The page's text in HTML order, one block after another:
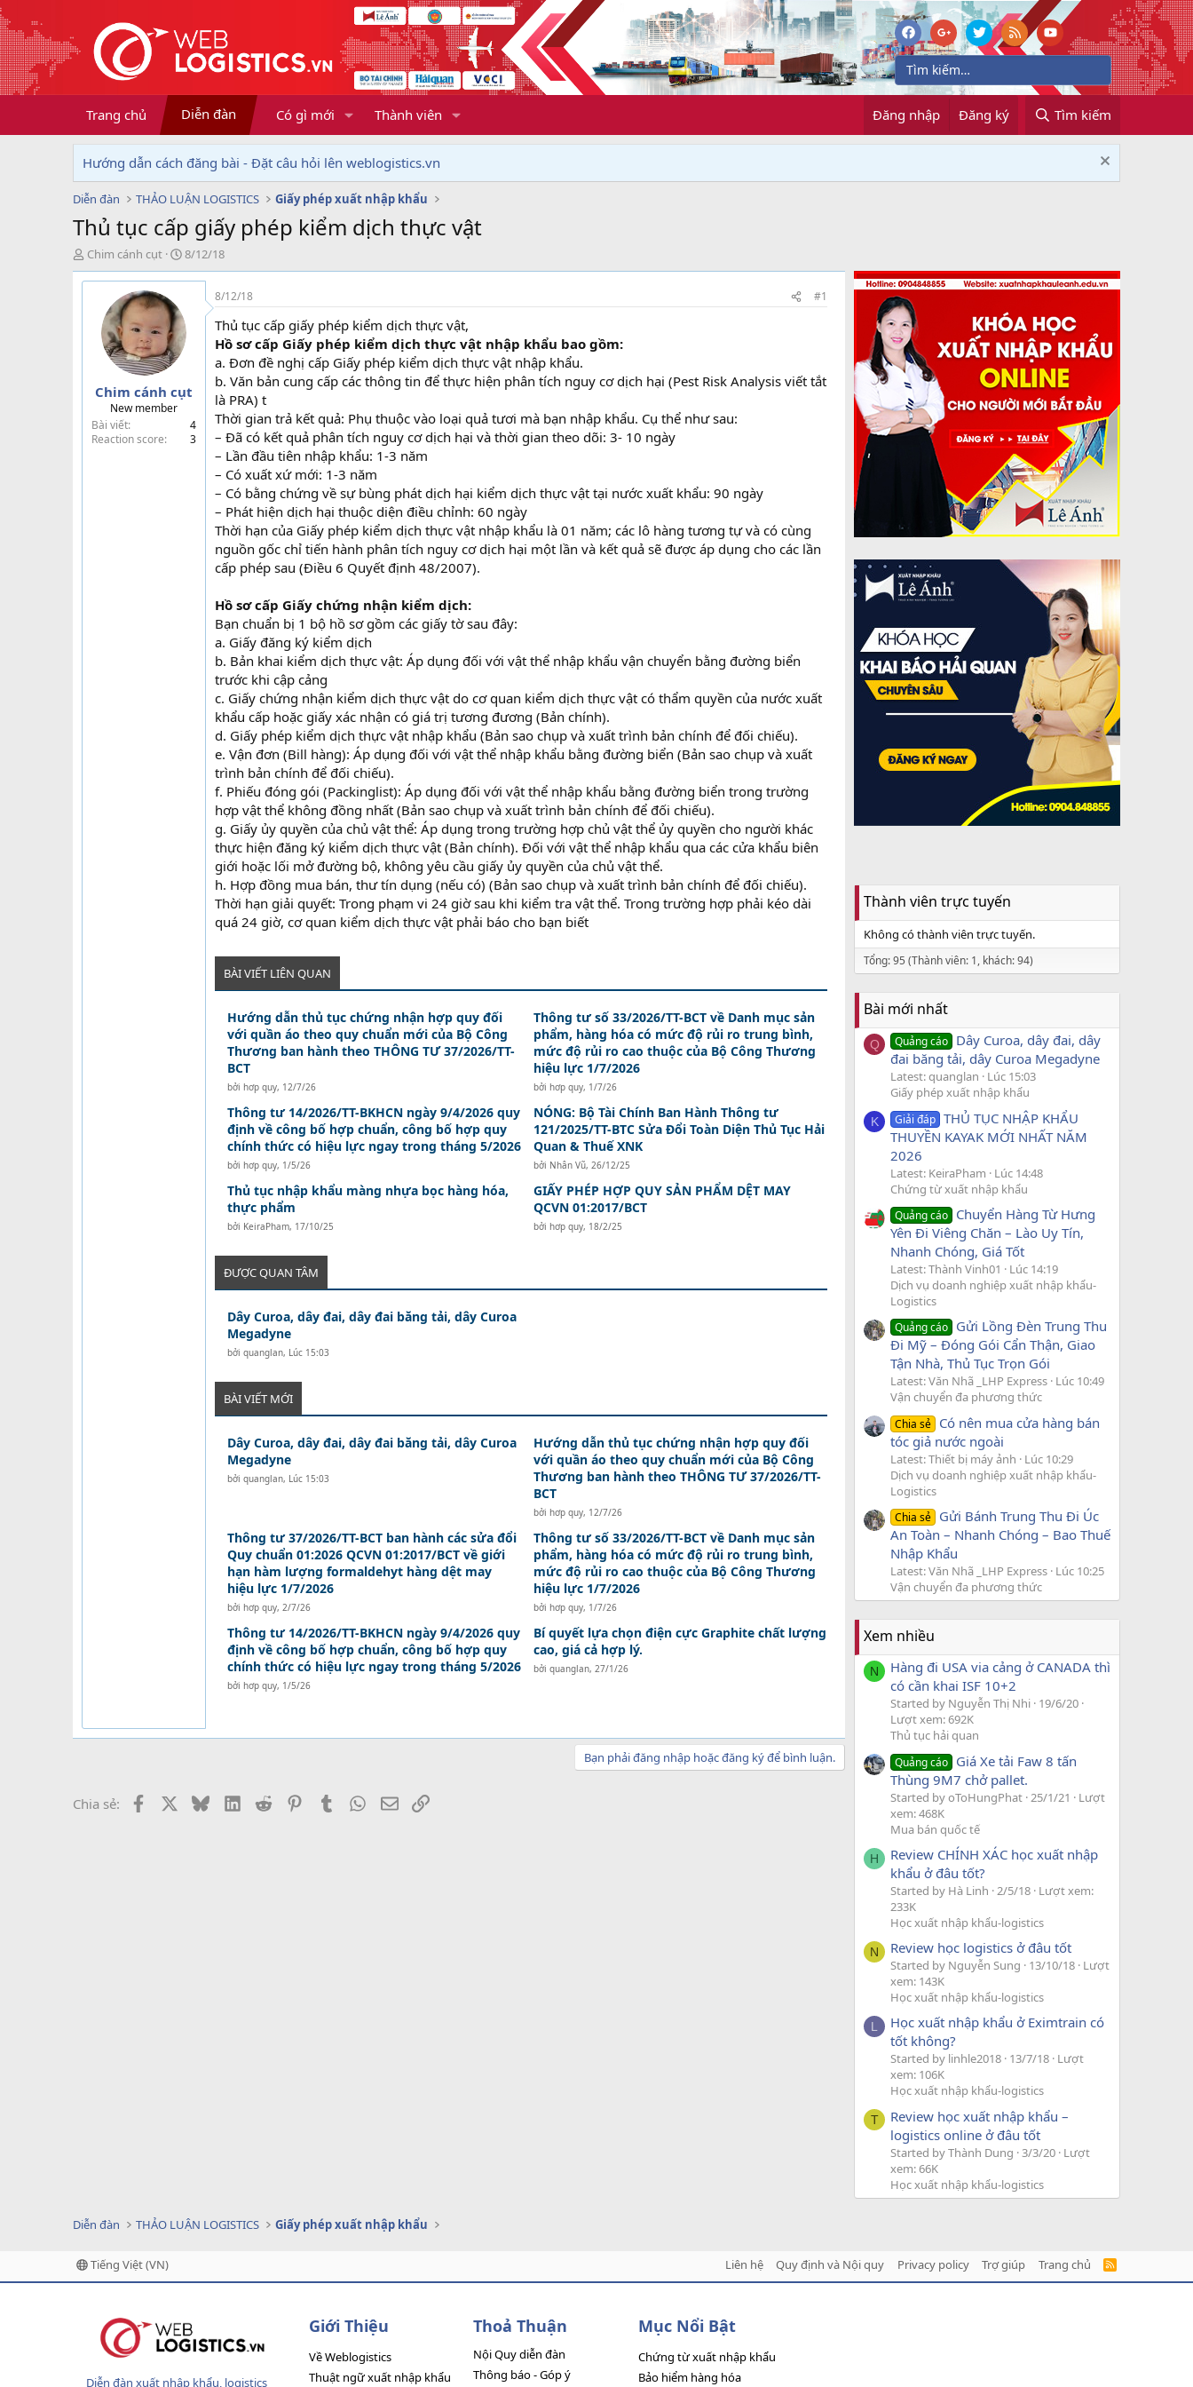
Trang chủ Diễn đàn Có gì mới Thành viên Đăng nhập Đăng ký Tìm kiếm
Hướng dẫn cách đăng bài - Đặt câu hỏi lên weblogistics.vn
Diễn đàn THẢO LUẬN LOGISTICS Giấy phép xuất nhập khẩu
Thủ tục cấp giấy phép kiểm dịch thực vật
T
h
r
Chim cánh cụt
N
g
à
g
ử
i
8/12/18
Chim cánh cụt
New member
Bài viết
4
Reaction score
3
8/12/18 #1
Thủ tục cấp giấy phép kiểm dịch thực vật,
Hồ sơ cấp Giấy phép kiểm dịch thực vật nhập khẩu bao gồm:
a. Đơn đề nghị cấp Giấy phép kiểm dịch thực vật nhập khẩu.
b. Văn bản cung cấp các thông tin để thực hiện phân tích nguy cơ dịch hại (Pest Risk Analysis viết tắt
là PRA) t
Thời gian trả kết quả: Phụ thuộc vào loại quả tươi mà bạn nhập khẩu. Cụ thể như sau:
– Đã có kết quả phân tích nguy cơ dịch hại và thời gian theo dõi: 3- 10 ngày
– Lần đầu tiên nhập khẩu: 1-3 năm
– Có xuất xứ mới: 1-3 năm
– Có bằng chứng về sự bùng phát dịch hại kiểm dịch thực vật tại nước xuất khẩu: 90 ngày
– Phát hiện dịch hại thuộc diện điều chỉnh: 60 ngày
Thời hạn của Giấy phép kiểm dịch thực vật nhập khẩu là 01 năm; các lô hàng tương tự và có cùng
nguồn gốc chỉ tiến hành phân tích nguy cơ dịch hại một lần và kết quả sẽ được áp dụng cho các lần
cấp phép sau (Điều 6 Quyết định 48/2007).
Hồ sơ cấp Giấy chứng nhận kiểm dịch:
Bạn chuẩn bị 1 bộ hồ sơ gồm các giấy tờ sau đây:
a. Giấy đăng ký kiểm dịch
b. Bản khai kiểm dịch thực vật: Áp dụng đối với vật thể nhập khẩu vận chuyển bằng đường biển
trước khi cập cảng
c. Giấy chứng nhận kiểm dịch thực vật do cơ quan kiểm dịch thực vật có thẩm quyền của nước xuất
khẩu cấp hoặc giấy xác nhận có giá trị tương đương (Bản chính).
d. Giấy phép kiểm dịch thực vật nhập khẩu (Bản sao chụp và xuất trình bản chính để đối chiếu).
e. Vận đơn (Bill hàng): Áp dụng đối với vật thể nhập khẩu bằng đường biển (Bản sao chụp và xuất
trình bản chính để đối chiếu).
f. Phiếu đóng gói (Packinglist): Áp dụng đối với vật thể nhập khẩu bằng đường biển trong trường
hợp vật thể không đồng nhất (Bản sao chụp và xuất trình bản chính để đối chiếu).
g. Giấy ủy quyền của chủ vật thể: Áp dụng trong trường hợp chủ vật thể ủy quyền cho người khác
thực hiện đăng ký kiểm dịch thực vật (Bản chính). Đối với vật thể nhập khẩu qua các cửa khẩu biên
giới hoặc lối mở đường bộ, không yêu cầu giấy ủy quyền của chủ vật thể.
h. Hợp đồng mua bán, thư tín dụng (nếu có) (Bản sao chụp và xuất trình bản chính để đối chiếu).
Thời hạn giải quyết: Trong phạm vi 24 giờ sau khi kiểm tra vật thể. Trong trường hợp phải kéo dài
quá 24 giờ, cơ quan kiểm dịch thực vật phải báo cho bạn biết
BÀI VIẾT LIÊN QUAN
Hướng dẫn thủ tục chứng nhận hợp quy đối
với quần áo theo quy chuẩn mới của Bộ Công
Thương ban hành theo THÔNG TƯ 37/2026/TT-
BCT
bởi hơp quy, 12/7/26
Thông tư số 33/2026/TT-BCT về Danh mục sản
phẩm, hàng hóa có mức độ rủi ro trung bình,
mức độ rủi ro cao thuộc của Bộ Công Thương
hiệu lực 1/7/2026
bởi hơp quy, 1/7/26
Thông tư 14/2026/TT-BKHCN ngày 9/4/2026 quy
định về công bố hợp chuẩn, công bố hợp quy
chính thức có hiệu lực ngay trong tháng 5/2026
bởi hơp quy, 1/5/26
NÓNG: Bộ Tài Chính Ban Hành Thông tư
121/2025/TT-BTC Sửa Đổi Toàn Diện Thủ Tục Hải
Quan & Thuế XNK
bởi Nhân Vũ, 26/12/25
Thủ tục nhập khẩu màng nhựa bọc hàng hóa,
thực phẩm
bởi KeiraPham, 17/10/25
GIẤY PHÉP HỢP QUY SẢN PHẨM DỆT MAY
QCVN 01:2017/BCT
bởi hơp quy, 18/2/25
ĐƯỢC QUAN TÂM
Dây Curoa, dây đai, dây đai băng tải, dây Curoa
Megadyne
bởi quanglan, Lúc 15:03
BÀI VIẾT MỚI
Dây Curoa, dây đai, dây đai băng tải, dây Curoa
Megadyne
bởi quanglan, Lúc 15:03
Hướng dẫn thủ tục chứng nhận hợp quy đối
với quần áo theo quy chuẩn mới của Bộ Công
Thương ban hành theo THÔNG TƯ 37/2026/TT-
BCT
bởi hơp quy, 12/7/26
Thông tư 37/2026/TT-BCT ban hành các sửa đổi
Quy chuẩn 01:2026 QCVN 01:2017/BCT về giới
hạn hàm lượng formaldehyt hàng dệt may
hiệu lực 1/7/2026
bởi hơp quy, 2/7/26
Thông tư số 33/2026/TT-BCT về Danh mục sản
phẩm, hàng hóa có mức độ rủi ro trung bình,
mức độ rủi ro cao thuộc của Bộ Công Thương
hiệu lực 1/7/2026
bởi hơp quy, 1/7/26
Thông tư 14/2026/TT-BKHCN ngày 9/4/2026 quy
định về công bố hợp chuẩn, công bố hợp quy
chính thức có hiệu lực ngay trong tháng 5/2026
bởi hơp quy, 1/5/26
Bí quyết lựa chọn điện cực Graphite chất lượng
cao, giá cả hợp lý.
bởi quanglan, 27/1/26
Bạn phải đăng nhập hoặc đăng ký để bình luận.
Chia sẻ: Facebook BlueskyLinkedIn
Reddit PinterestTumblr WhatsApp
EmailLink
Thành viên trực tuyến
Không có thành viên trực tuyến.
Tổng: 95 (Thành viên: 1, khách: 94)
Bài mới nhất
Q Quảng cáo Dây Curoa, dây đai, dây
đai băng tải, dây Curoa Megadyne
Latest: quanglan
Lúc 15:03
Giấy phép xuất nhập khẩu
K Giải đáp THỦ TỤC NHẬP KHẨU
THUYỀN KAYAK MỚI NHẤT NĂM
2026
Latest: KeiraPham
Lúc 14:48
Chứng từ xuất nhập khẩu
Quảng cáo Chuyển Hàng Từ Hưng
Yên Đi Viêng Chăn – Lào Uy Tín,
Nhanh Chóng, Giá Tốt
Latest: Thành Vinh01
Lúc 14:19
Dịch vụ doanh nghiệp xuất nhập khẩu-
Logistics
Quảng cáo Gửi Lồng Đèn Trung Thu
Đi Mỹ – Đóng Gói Cẩn Thận, Giao
Tận Nhà, Thủ Tục Trọn Gói
Latest: Văn Nhã _LHP Express Lúc 10:49
Vận chuyển đa phương thức
Chia sẻ Có nên mua cửa hàng bán
tóc giả nước ngoài
Latest: Thiết bị máy ảnh
Lúc 10:29
Dịch vụ doanh nghiệp xuất nhập khẩu-
Logistics
Chia sẻ Gửi Bánh Trung Thu Đi Úc
An Toàn – Nhanh Chóng – Bao Thuế
Nhập Khẩu
Latest: Văn Nhã _LHP Express Lúc 10:25
Vận chuyển đa phương thức
Xem nhiều
N
Hàng đi USA via cảng ở CANADA thì
có cần khai ISF 10+2
Started by Nguyễn Thị Nhi 19/6/20
Lượt xem: 692K
Thủ tục hải quan
Quảng cáo Giá Xe tải Faw 8 tấn
Thùng 9M7 chở pallet.
Started by oToHungPhat 25/1/21
Lượt
xem: 468K
Mua bán quốc tế
H
Review CHÍNH XÁC học xuất nhập
khẩu ở đâu tốt?
Started by Hà Linh 2/5/18 Lượt xem:
233K
Học xuất nhập khẩu-logistics
N Review học logistics ở đâu tốt
Started by Nguyễn Sung 13/10/18 Lượt
xem: 143K
Học xuất nhập khẩu-logistics
L
Học xuất nhập khẩu ở Eximtrain có
tốt không?
Started by linhle2018 13/7/18 Lượt
xem: 106K
Học xuất nhập khẩu-logistics
T
Review học xuất nhập khẩu –
logistics online ở đâu tốt
Started by Thành Dung 3/3/20 Lượt
xem: 66K
Học xuất nhập khẩu-logistics
Diễn đàn THẢO LUẬN LOGISTICS Giấy phép xuất nhập khẩu
Tiếng Việt (VN) Liên hệ Quy định và Nội quy Privacy policy Trợ giúp Trang chủ
R
Diễn đàn xuất nhập khẩu, logistics
Giới Thiệu
Về Weblogistics
Thuật ngữ xuất nhập khẩu
Thoả Thuận
Nội Quy diễn đàn
Thông báo - Góp ý
Mục Nổi Bật
Chứng từ xuất nhập khẩu
Bảo hiểm hàng hóa